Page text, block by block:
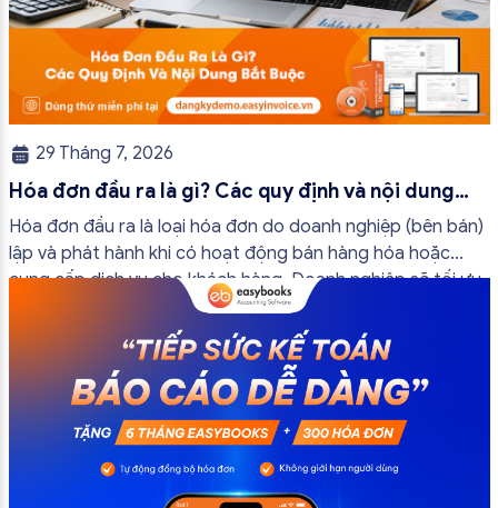
29 Tháng 7, 2026
Hóa đơn đầu ra là gì? Các quy định và nội dung
bắt buộc mới nhất
Hóa đơn đầu ra là loại hóa đơn do doanh nghiệp (bên bán)
lập và phát hành khi có hoạt động bán hàng hóa hoặc
cung cấp dịch vụ cho khách hàng. Doanh nghiệp sẽ tối ưu
quy trình vận hành và tránh được những án phạt hành
chính không đáng có nếu nắm rõ […]